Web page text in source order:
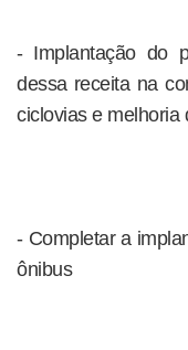
- Implantação do
dessa receita na
ciclovias e melhoria
- Completar a
ônibus